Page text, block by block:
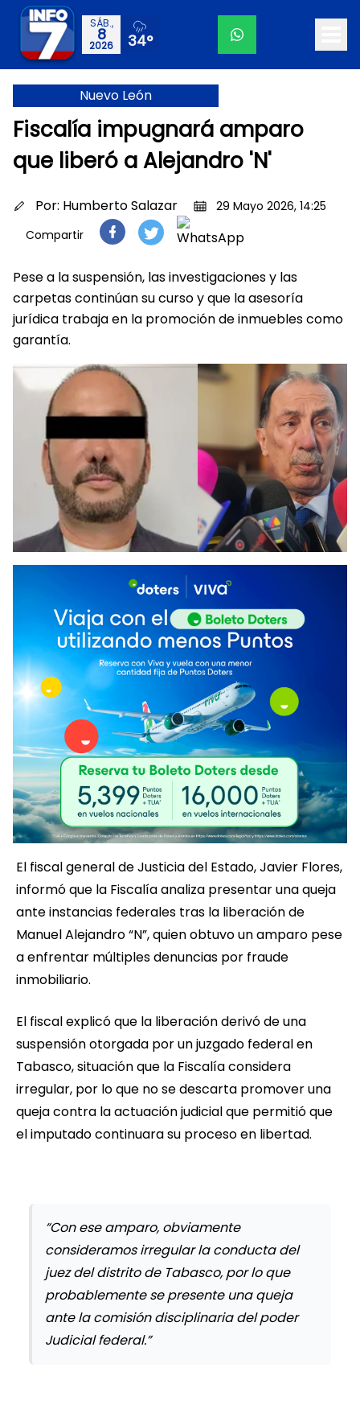
SÁB.,
8
2026 34°
Nuevo León
Fiscalía impugnará amparo
que liberó a Alejandro 'N'
Por: Humberto Salazar
29 Mayo 2026, 14:25
Compartir
Pese a la suspensión, las investigaciones y las
carpetas continúan su curso y que la asesoría
jurídica trabaja en la promoción de inmuebles como
garantía.
El fiscal general de Justicia del Estado, Javier Flores,
informó que la Fiscalía analiza presentar una queja
ante instancias federales tras la liberación de
Manuel Alejandro “N”, quien obtuvo un amparo pese
a enfrentar múltiples denuncias por fraude
inmobiliario.
El fiscal explicó que la liberación derivó de una
suspensión otorgada por un juzgado federal en
Tabasco, situación que la Fiscalía considera
irregular, por lo que no se descarta promover una
queja contra la actuación judicial que permitió que
el imputado continuara su proceso en libertad.
“Con ese amparo, obviamente
consideramos irregular la conducta del
juez del distrito de Tabasco, por lo que
probablemente se presente una queja
ante la comisión disciplinaria del poder
Judicial federal.”